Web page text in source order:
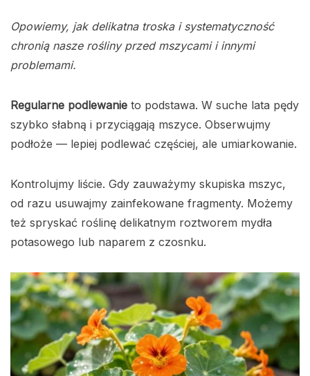
Opowiemy, jak delikatna troska i systematyczność
chronią nasze rośliny przed mszycami i innymi
problemami.
Regularne podlewanie to podstawa. W suche lata pędy
szybko słabną i przyciągają mszyce. Obserwujmy
podłoże — lepiej podlewać częściej, ale umiarkowanie.
Kontrolujmy liście. Gdy zauważymy skupiska mszyc,
od razu usuwajmy zainfekowane fragmenty. Możemy
też spryskać roślinę delikatnym roztworem mydła
potasowego lub naparem z czosnku.